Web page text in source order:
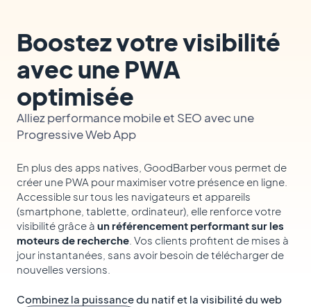
Boostez votre visibilité
avec une PWA
optimisée
Alliez performance mobile et SEO avec une
Progressive Web App
En plus des apps natives, GoodBarber vous permet de
créer une PWA pour maximiser votre présence en ligne.
Accessible sur tous les navigateurs et appareils
(smartphone, tablette, ordinateur), elle renforce votre
visibilité grâce à un référencement performant sur les
moteurs de recherche . Vos clients profitent de mises à
jour instantanées, sans avoir besoin de télécharger de
nouvelles versions.
Combinez la puissance du natif et la visibilité du web